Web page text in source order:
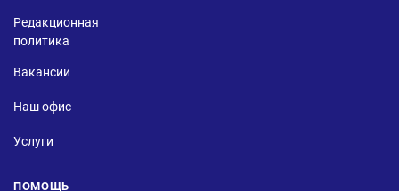
Редакционная
политика
Вакансии
Наш офис
Услуги
ПОМОЩЬ